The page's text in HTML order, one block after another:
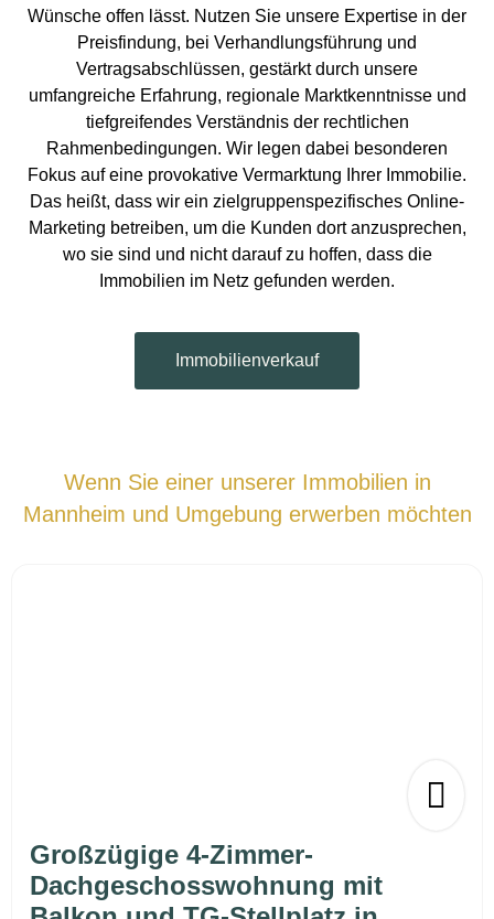
Wünsche offen lässt. Nutzen Sie unsere Expertise in der
Preisfindung, bei Verhandlungsführung und
Vertragsabschlüssen, gestärkt durch unsere
umfangreiche Erfahrung, regionale Marktkenntnisse und
tiefgreifendes Verständnis der rechtlichen
Rahmenbedingungen. Wir legen dabei besonderen
Fokus auf eine provokative Vermarktung Ihrer Immobilie.
Das heißt, dass wir ein zielgruppenspezifisches Online-
Marketing betreiben, um die Kunden dort anzusprechen,
wo sie sind und nicht darauf zu hoffen, dass die
Immobilien im Netz gefunden werden.
Immobilienverkauf
Wenn Sie einer unserer Immobilien in
Mannheim und Umgebung erwerben möchten
Großzügige 4-Zimmer-
Dachgeschosswohnung mit